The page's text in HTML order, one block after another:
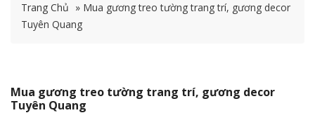
Trang Chủ » Mua gương treo tường trang trí, gương decor
Tuyên Quang
Mua gương treo tường trang trí, gương decor
Tuyên Quang